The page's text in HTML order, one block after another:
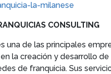
la-milanese
CONSULTING
una de las principales
la creación y desarrollo
de franquicia. Sus